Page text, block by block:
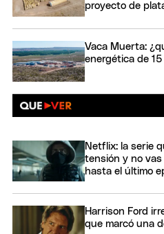
proyecto de
Vaca Muerta:
energética de
Netflix: la serie
tensión y no vas
hasta el último
Harrison Ford
que marcó una